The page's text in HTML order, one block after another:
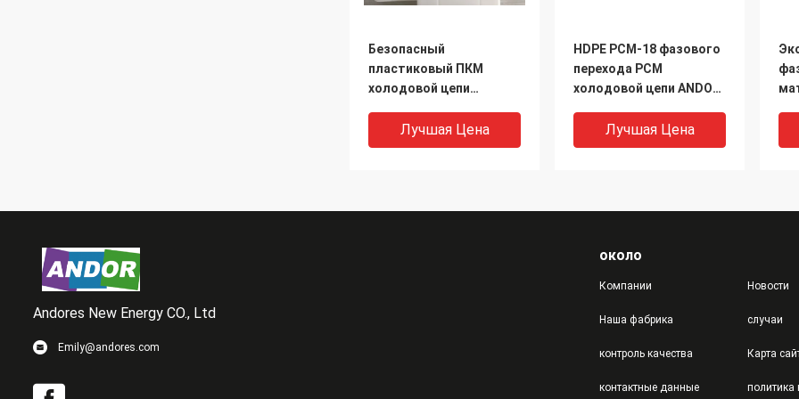
Безопасный
пластиковый ПКМ
холодовой цепи
Лучшая Цена
HDPE PCM-18 фазового
перехода PCM
холодовой цепи ANDOR
ЛЮБИМЕЦ 300 для PCM
холодовой цепи COVID-
Лучшая Цена
19
Andores New Energy CO., Ltd
Emily@andores.com
около
Компании
Наша фабрика
контроль качества
контактные данные
Новости
случаи
Карта